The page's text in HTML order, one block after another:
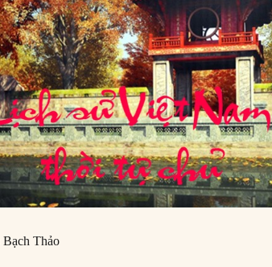
Bạch Thảo